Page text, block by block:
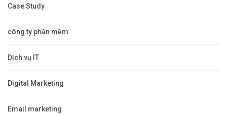
Case Study
công ty phần mềm
Dịch vụ IT
Digital Marketing
Email marketing